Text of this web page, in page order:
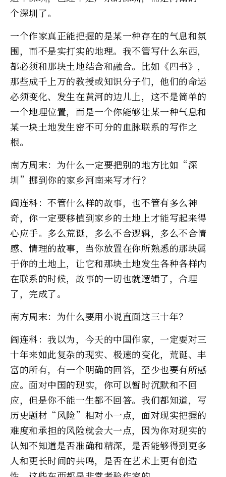
个深圳了。
一个作家真正能把握的是某一种存在的气息和氛
围，而不是实打实的地理。我不管写什么东西，
都必须和那块土地结合和融合。比如《四书》，
那些成千上万的教授或知识分子们，他们的命运
必须变化、发生在黄河的边儿上，这不是简单的
一个地理位置，而是一个你能够让某一种气息和
某一块土地发生密不可分的血脉联系的写作之
根。
南方周末：为什么一定要把别的地方比如“深
圳”挪到你的家乡河南来写才行？
阎连科：不管什么样的故事，也不管有多么神
奇，你一定要移植到家乡的土地上才能写起来得
心应手。多么荒诞，多么不合逻辑，多么不合情
感、情理的故事，当你放置在你所熟悉的那块属
于你的土地上，让它和那块土地发生各种各样内
在联系的时候，故事的一切也就逻辑了，合理
了，完成了。
南方周末：为什么要用小说直面这三十年？
阎连科：我以为，今天的中国作家，一定要对三
十年来如此复杂的现实、极速的变化，荒诞、丰
富的所有，有一个明确的回答，至少也要有所感
应。面对中国的现实，你可以暂时沉默和不回
应，但是你不能一生都不回答。我们都知道，写
历史题材“风险”相对小一点，面对现实把握的
难度和承担的风险就会大一点，因为你对现实的
认知不知道是否准确和精深，是否能够得到更多
人和更长时间的共鸣，是否在艺术上更有创造